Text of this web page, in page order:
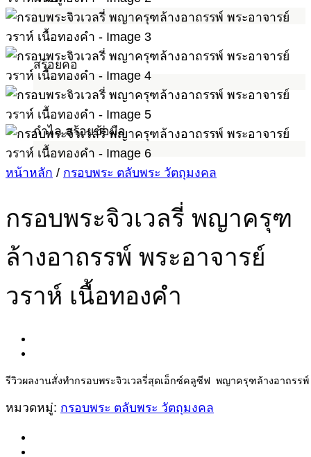
สร้อยคอ
กำไล สร้อยข้อมือ
หน้าหลัก / กรอบพระ ตลับพระ วัตถุมงคล
กรอบพระจิวเวลรี่ พญาครุฑ
ล้างอาถรรพ์ พระอาจารย์
วราห์ เนื้อทองคำ
รีวิวผลงานสั่งทำกรอบพระจิวเวลรี่สุดเอ็กซ์คลูซีฟ พญาครุฑล้างอาถร
หมวดหมู่: กรอบพระ ตลับพระ วัตถุมงคล